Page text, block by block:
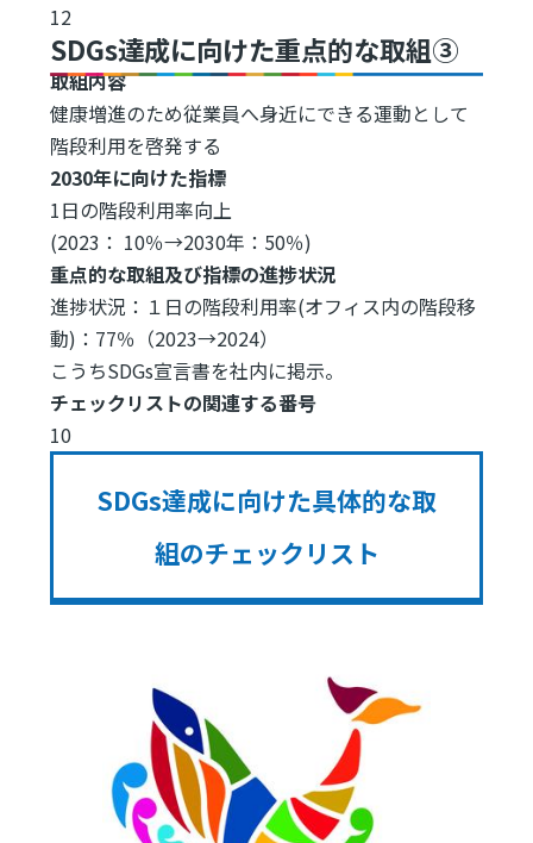
12
SDGs達成に向けた重点的な取組③
取組内容
健康増進のため従業員へ身近にできる運動として
階段利用を啓発する
2030年に向けた指標
1日の階段利用率向上
(2023： 10％→2030年：50％)
重点的な取組及び指標の進捗状況
進捗状況：１日の階段利用率(オフィス内の階段移
動)：77％（2023→2024）
こうちSDGs宣言書を社内に掲示。
チェックリストの関連する番号
10
SDGs達成に向けた具体的な取
組のチェックリスト